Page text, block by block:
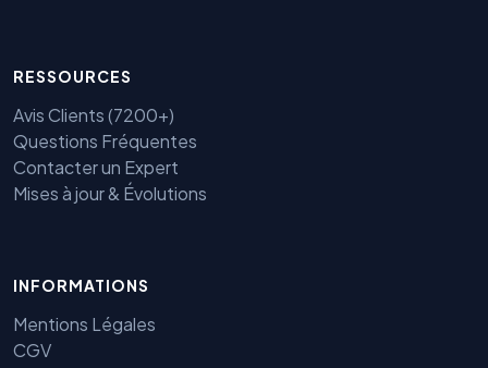
RESSOURCES
Avis Clients (7200+)
Questions Fréquentes
Contacter un Expert
Mises à jour & Évolutions
INFORMATIONS
Mentions Légales
CGV